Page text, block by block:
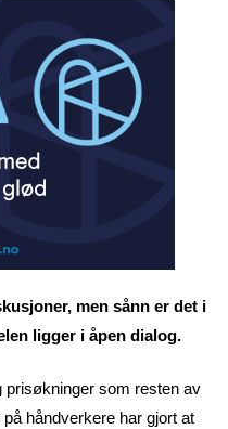
men sånn er det i
ligger i åpen dialog.
prisøkninger som resten av
håndverkere har gjort at